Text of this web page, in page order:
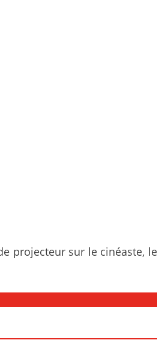
projecteur sur le cinéaste, le